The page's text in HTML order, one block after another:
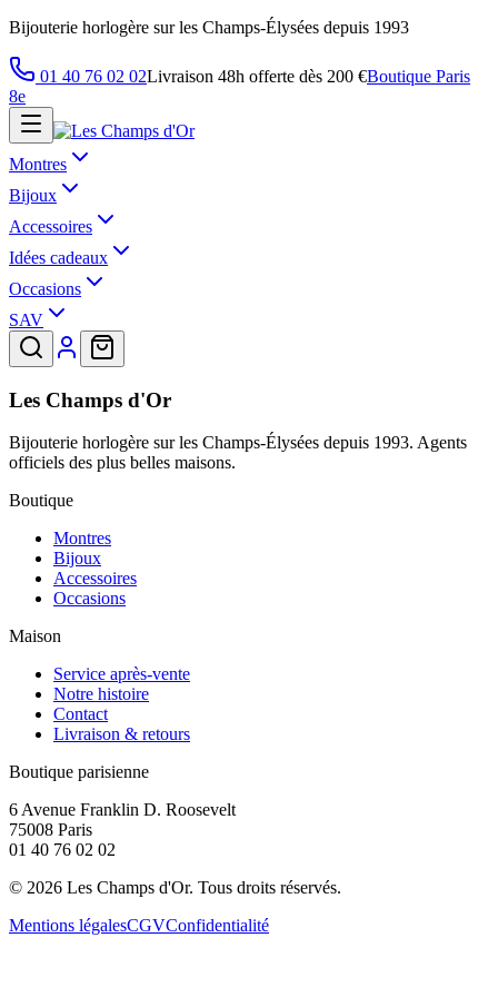
Bijouterie horlogère sur les Champs-Élysées depuis 1993
01 40 76 02 02Livraison 48h offerte dès 200 €Boutique Paris
8e
Montres
Bijoux
Accessoires
Idées cadeaux
Occasions
SAV
Les Champs d'Or
Bijouterie horlogère sur les Champs-Élysées depuis 1993. Agents
officiels des plus belles maisons.
Boutique
Montres
Bijoux
Accessoires
Occasions
Maison
Service après-vente
Notre histoire
Contact
Livraison & retours
Boutique parisienne
6 Avenue Franklin D. Roosevelt
75008 Paris
01 40 76 02 02
© 2026 Les Champs d'Or. Tous droits réservés.
Mentions légalesCGVConfidentialité